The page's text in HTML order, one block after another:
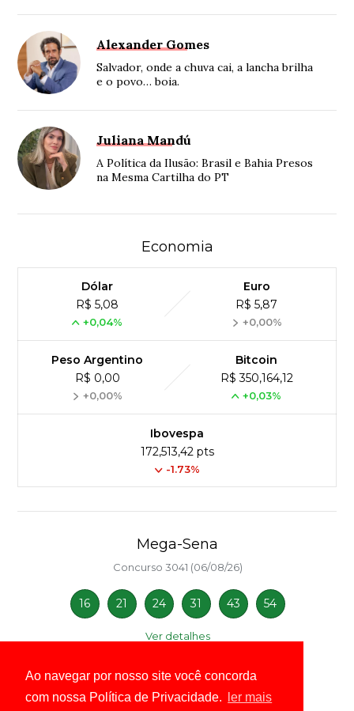
Ao navegar por nosso site você concorda
com nossa Política de Privacidade.
ler mais
Alexander Gomes
Salvador, onde a chuva cai, a lancha brilha
e o povo… boia.
Juliana Mandú
A Política da Ilusão: Brasil e Bahia Presos
na Mesma Cartilha do PT
Economia
Dólar
R$ 5,08
+0,04%
Euro
R$ 5,87
+0,00%
Peso Argentino
R$ 0,00
+0,00%
Bitcoin
R$ 350,164,12
+0,03%
Ibovespa
172,513,42 pts
-1.73%
Mega-Sena
Concurso 3041 (06/08/26)
16 21 24 31 43 54
Ver detalhes